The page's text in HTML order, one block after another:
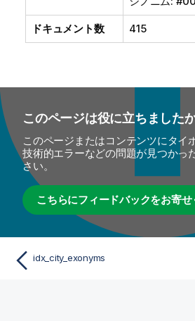
ドキュメント数 415
このページは役に立ちました
このページまたはコンテンツにタイ
技術的エラーなどの問題が見つかっ
さい。
こちらにフィードバックをお寄せ
idx_city_exonyms